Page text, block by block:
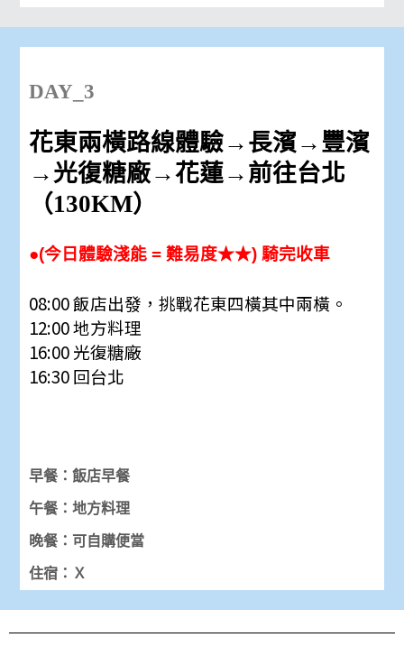
DAY_3
花東兩橫路線體驗→長濱 →豐濱
→光復糖廠→花蓮→ 前往台北
（130KM）
●(今日體驗淺能 = 難易度★★) 騎完收車
08:00 飯店出發，挑戰花東四橫其中兩橫。
12:00 地方料理
16:00光復糖廠
16:30回台北
早餐：飯店早餐
午餐：地方料理
晚餐：可自購便當
住宿：Ｘ